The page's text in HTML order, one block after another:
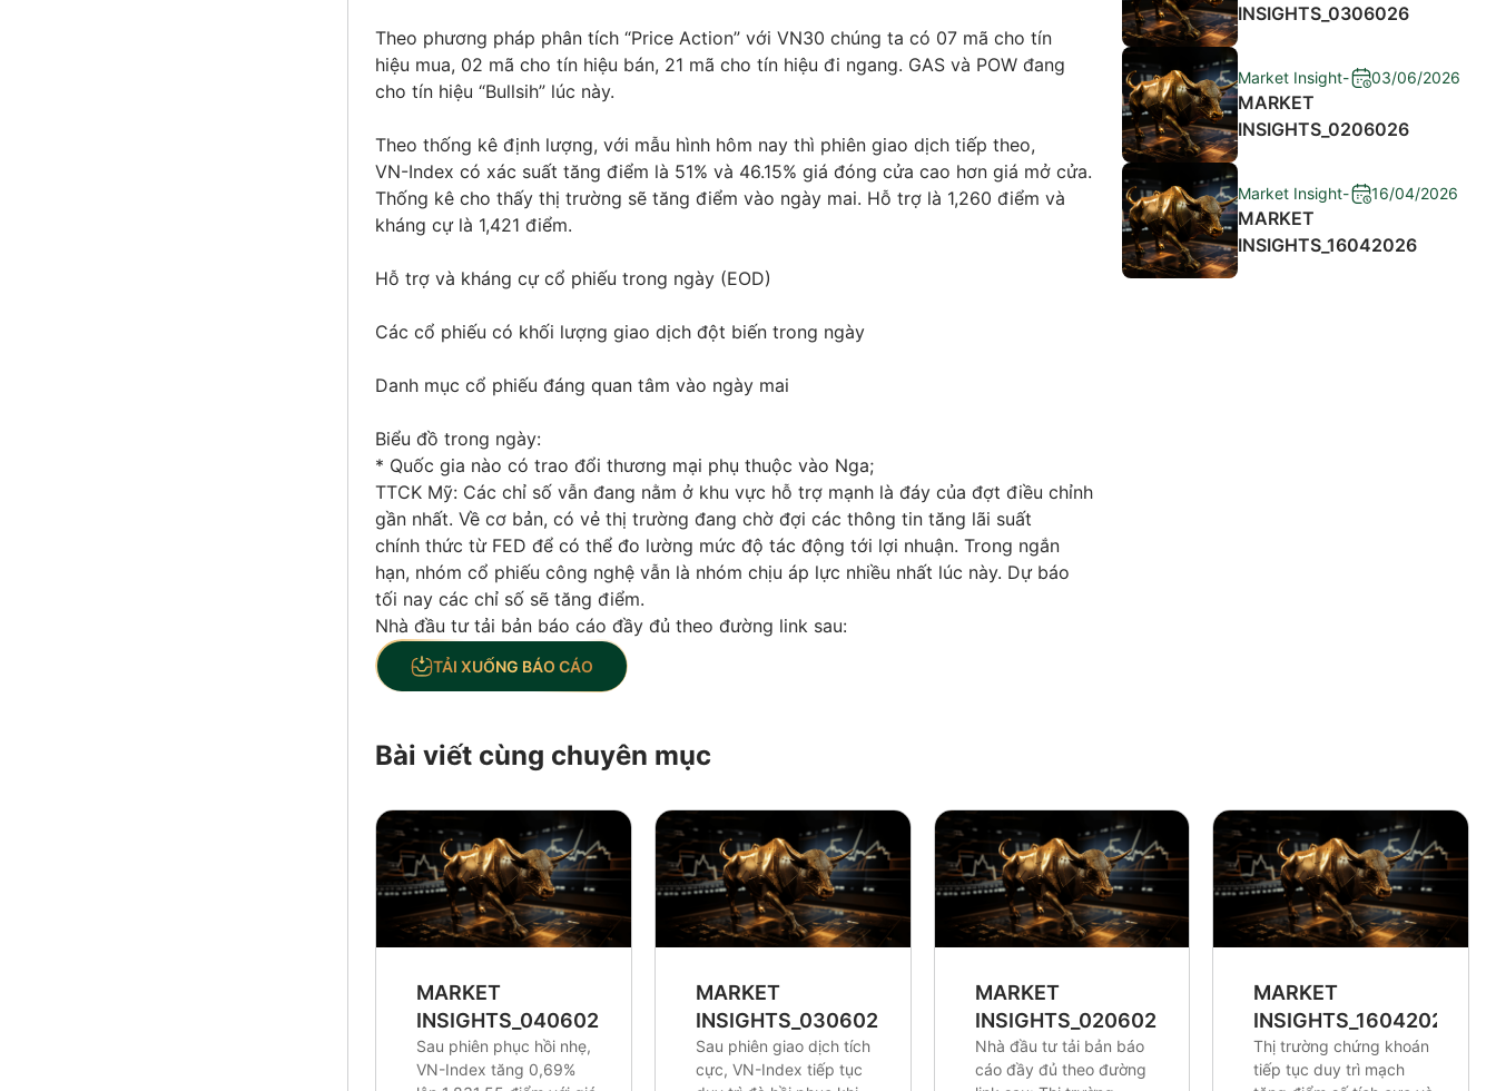
Theo phương pháp phân tích “Price Action” với VN30 chúng ta có 07 mã cho tín
hiệu mua, 02 mã cho tín hiệu bán, 21 mã cho tín hiệu đi ngang. GAS và POW đang
cho tín hiệu “Bullsih” lúc này.
Theo thống kê định lượng, với mẫu hình hôm nay thì phiên giao dịch tiếp theo,
VN-Index có xác suất tăng điểm là 51% và 46.15% giá đóng cửa cao hơn giá mở cửa.
Thống kê cho thấy thị trường sẽ tăng điểm vào ngày mai. Hỗ trợ là 1,260 điểm và
kháng cự là 1,421 điểm.
Hỗ trợ và kháng cự cổ phiếu trong ngày (EOD)
Các cổ phiếu có khối lượng giao dịch đột biến trong ngày
Danh mục cổ phiếu đáng quan tâm vào ngày mai
Biểu đồ trong ngày:
* Quốc gia nào có trao đổi thương mại phụ thuộc vào Nga;
TTCK Mỹ: Các chỉ số vẫn đang nằm ở khu vực hỗ trợ mạnh là đáy của đợt điều chỉnh
gần nhất. Về cơ bản, có vẻ thị trường đang chờ đợi các thông tin tăng lãi suất
chính thức từ FED để có thể đo lường mức độ tác động tới lợi nhuận. Trong ngắn
hạn, nhóm cổ phiếu công nghệ vẫn là nhóm chịu áp lực nhiều nhất lúc này. Dự báo
tối nay các chỉ số sẽ tăng điểm.
Nhà đầu tư tải bản báo cáo đầy đủ theo đường link sau:
TẢI XUỐNG BÁO CÁO
INSIGHTS_0306026
Market Insight- 03/06/2026
MARKET
INSIGHTS_0206026
Market Insight- 16/04/2026
MARKET
INSIGHTS_16042026
Bài viết cùng chuyên mục
MARKET
INSIGHTS_0406026
Sau phiên phục hồi nhẹ,
VN-Index tăng 0,69%
MARKET
INSIGHTS_0306026
Sau phiên giao dịch tích
cực, VN-Index tiếp tục
MARKET
INSIGHTS_0206026
Nhà đầu tư tải bản báo
cáo đầy đủ theo đường
MARKET
INSIGHTS_16042026
Thị trường chứng khoán
tiếp tục duy trì mạch